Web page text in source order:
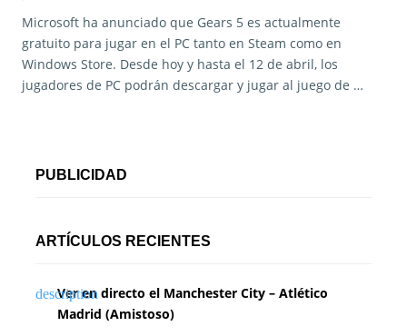
Microsoft ha anunciado que Gears 5 es actualmente
gratuito para jugar en el PC tanto en Steam como en
Windows Store. Desde hoy y hasta el 12 de abril, los
jugadores de PC podrán descargar y jugar al juego de …
PUBLICIDAD
ARTÍCULOS RECIENTES
Ver en directo el Manchester City – Atlético
Madrid (Amistoso)